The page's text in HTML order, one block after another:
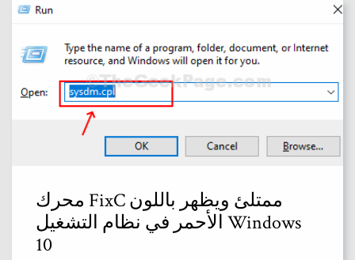
محرك FixC ممتلئ ويظهر باللون
الأحمر في نظام التشغيل Windows
10